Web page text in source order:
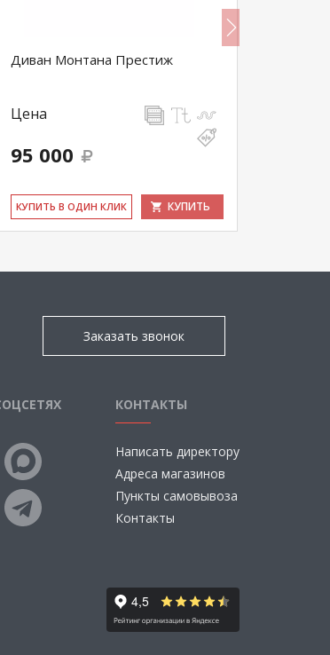
Диван Монтана Престиж
Цена
95 000
КУ­ПИТЬ В ОДИН КЛИК КУПИТЬ
Заказать звонок
КОНТАКТЫ
Написать директору
Адреса магазинов
Пункты самовывоза
Контакты